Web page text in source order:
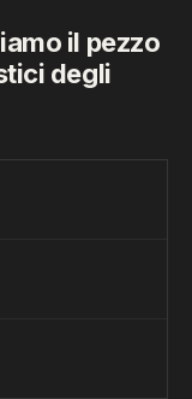
il pezzo
degli